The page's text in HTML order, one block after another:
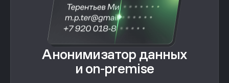
Анонимизатор данных
и on‑premise